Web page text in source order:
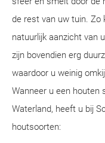
de rest van uw tuin. Zo
natuurlijk aanzicht van
zijn bovendien erg
waardoor u weinig
Wanneer u een houten
Waterland, heeft u bij
houtsoorten: